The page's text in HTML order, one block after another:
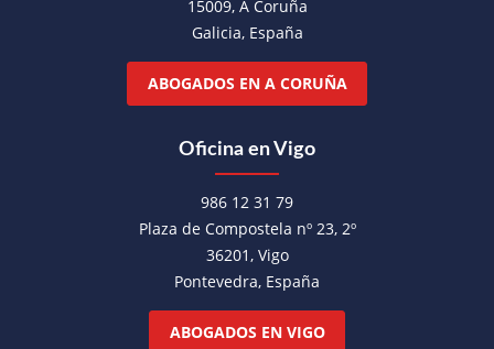
15009, A Coruña
Galicia, España
ABOGADOS EN A CORUÑA
Oficina en Vigo
986 12 31 79
Plaza de Compostela nº 23, 2º
36201, Vigo
Pontevedra, España
ABOGADOS EN VIGO